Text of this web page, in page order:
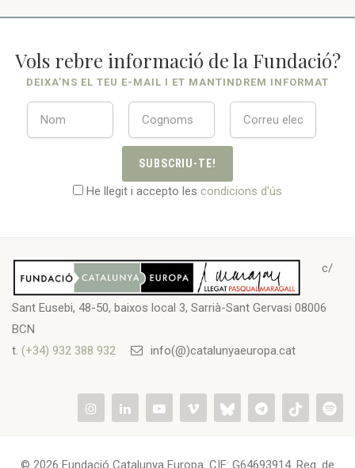
Vols rebre informació de la Fundació?
DEIXA’NS EL TEU E-MAIL I ET MANTINDREM INFORMAT
SUBSCRIU-TE!
He llegit i accepto les condicions d'ús
c/
Sant Eusebi, 48-50, baixos local 3, Sarrià-Sant Gervasi 08006
BCN
t. (+34) 932 388 932 info(@)catalunyaeuropa.cat
© 2026 Fundació Catalunya Europa. CIF: G64693914. Reg. de